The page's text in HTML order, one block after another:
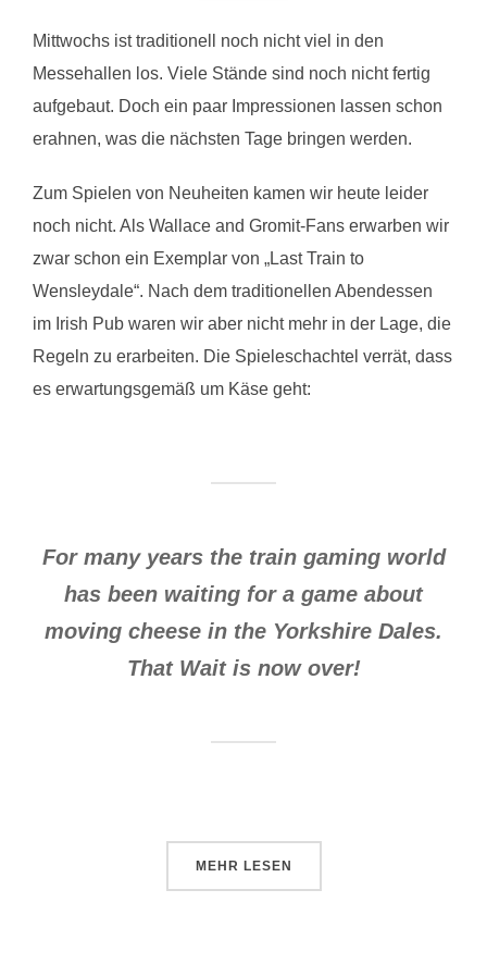
Mittwochs ist traditionell noch nicht viel in den
Messehallen los. Viele Stände sind noch nicht fertig
aufgebaut. Doch ein paar Impressionen lassen schon
erahnen, was die nächsten Tage bringen werden.
Zum Spielen von Neuheiten kamen wir heute leider
noch nicht. Als Wallace and Gromit-Fans erwarben wir
zwar schon ein Exemplar von „Last Train to
Wensleydale“. Nach dem traditionellen Abendessen
im Irish Pub waren wir aber nicht mehr in der Lage, die
Regeln zu erarbeiten. Die Spieleschachtel verrät, dass
es erwartungsgemäß um Käse geht:
For many years the train gaming world
has been waiting for a game about
moving cheese in the Yorkshire Dales.
That Wait is now over!
MEHR ÜBER „SPIEL ’09: MITTWOCH“
LESEN